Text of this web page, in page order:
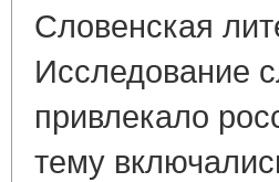
Словенская
Исследование
привлекало
тему